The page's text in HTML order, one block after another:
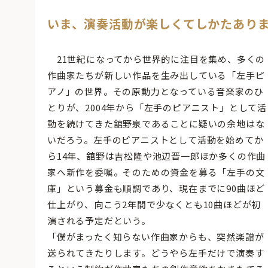
いま、演奏活動が楽しくてしかたあり
21世紀になってから世界的に注目を集め、多くの
作曲家たちが新しい作品を生み出している「左手ピ
アノ」の世界。その原動力となっている音楽家のひ
とりが、2004年から「左手のピアニスト」として活
動を続けてきた舘野泉であることに疑いの余地はな
いだろう。左手のピアニストとして活動を始めてか
ら14年、舘野は吉松隆や池辺晋一郎ほか多くの作曲
家へ新作を委嘱。そのための資金を募る「左手の文
庫」という募金も順調であり、現在までに90曲ほど
仕上がり、向こう2年間で少なくとも10曲ほどが初
演される予定だという。
「僕がまったく知らない作曲家からも、突然楽譜が
送られてきたりします。どうやら左手だけで演奏す